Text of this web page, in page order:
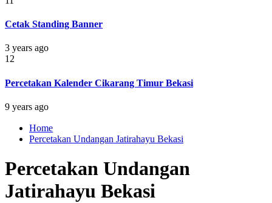
Cetak Standing Banner
3 years ago
12
Percetakan Kalender Cikarang Timur Bekasi
9 years ago
Home
Percetakan Undangan Jatirahayu Bekasi
Percetakan Undangan
Jatirahayu Bekasi